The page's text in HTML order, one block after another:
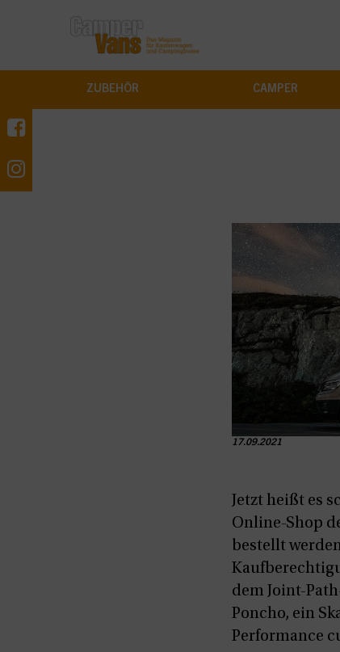
ZUBEHÖR CAMPER
17.09.2021
Jetzt heißt es
Online-Shop
bestellt
dem Joint-
Poncho, ein
Performance